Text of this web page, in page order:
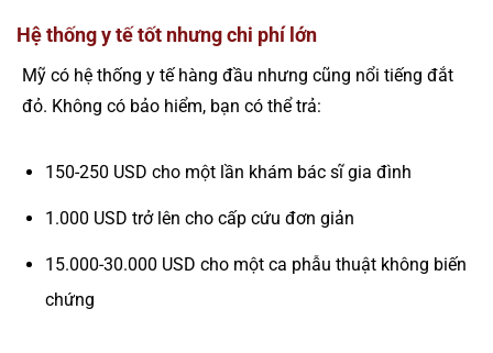
Hệ thống y tế tốt nhưng chi phí lớn
Mỹ có hệ thống y tế hàng đầu nhưng cũng nổi tiếng đắt
đỏ. Không có bảo hiểm, bạn có thể trả:
150-250 USD cho một lần khám bác sĩ gia đình
1.000 USD trở lên cho cấp cứu đơn giản
15.000-30.000 USD cho một ca phẫu thuật không biến
chứng